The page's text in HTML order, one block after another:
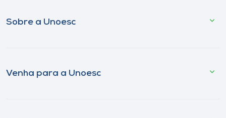
Sobre a Unoesc
Venha para a Unoesc